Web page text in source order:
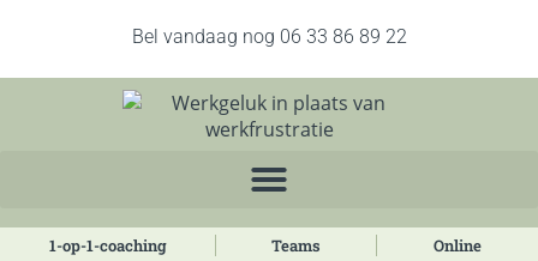
Bel vandaag nog 06 33 86 89 22
1-op-1-coaching Teams Online